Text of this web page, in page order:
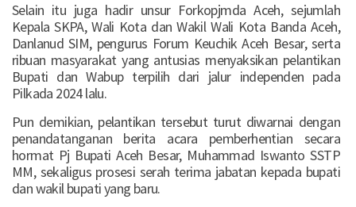
Selain itu juga hadir unsur Forkopjmda Aceh, sejumlah
Kepala SKPA, Wali Kota dan Wakil Wali Kota Banda Aceh,
Danlanud SIM, pengurus Forum Keuchik Aceh Besar, serta
ribuan masyarakat yang antusias menyaksikan pelantikan
Bupati dan Wabup terpilih dari jalur independen pada
Pilkada 2024 lalu.
Pun demikian, pelantikan tersebut turut diwarnai dengan
penandatanganan berita acara pemberhentian secara
hormat Pj Bupati Aceh Besar, Muhammad Iswanto SSTP
MM, sekaligus prosesi serah terima jabatan kepada bupati
dan wakil bupati yang baru.